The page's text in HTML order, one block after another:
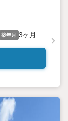
築年月 3ヶ月